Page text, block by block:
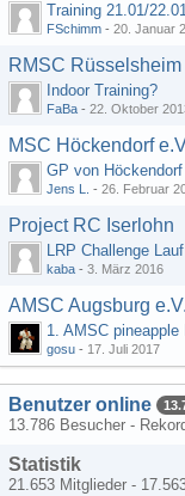
Training 21.01/
FSchimm - 20. Januar
RMSC Rüsselsheim
Indoor Training?
FaBa - 22. Oktober
MSC Höckendorf
GP von Höckendorf
Jens L. - 26. Februar
Project RC Iserlohn
LRP Challenge
kaba - 3. März 2016
AMSC Augsburg e.V.
1. AMSC pineapple
gosu - 17. Juli 2017
Benutzer online
13.786 Besucher -
Statistik
21.653 Mitglieder -